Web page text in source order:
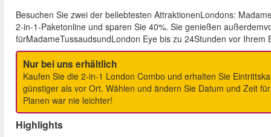
Besuchen Sie zwei der beliebtesten AttraktionenLondons:
2-in-1-Paketonline und sparen Sie 40%. Sie genießen
fürMadameTussaudsundLondon Eye bis zu 24Stunden vor Ihrem
Nur bei uns erhältlich
Kaufen Sie die 2-in-1 London Combo und erhalten Sie
günstiger als vor Ort. Wählen und ändern Sie Datum und Zeit
Planen war nie leichter!
Highlights